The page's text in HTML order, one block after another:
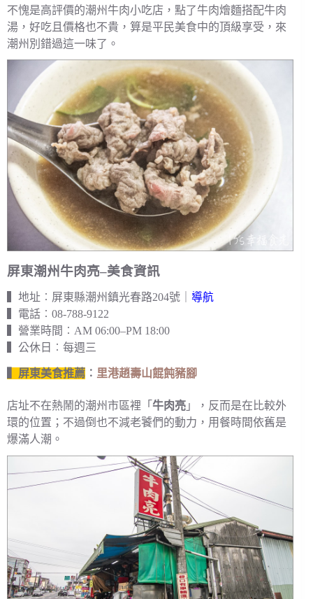
不愧是高評價的潮州牛肉小吃店，點了牛肉燴麵搭配牛肉
湯，好吃且價格也不貴，算是平民美食中的頂級享受，來
潮州別錯過這一味了。
屏東潮州牛肉亮–美食資訊
▍地址︰屏東縣潮州鎮光春路204號｜ 導航
▍電話︰08-788-9122
▍營業時間︰AM 06:00–PM 18:00
▍公休日︰每週三
▍屏東美食推薦 ︰ 里港趙壽山餛飩豬腳
店址不在熱鬧的潮州市區裡「 牛肉亮 」，反而是在比較外
環的位置；不過倒也不減老饕們的動力，用餐時間依舊是
爆滿人潮。